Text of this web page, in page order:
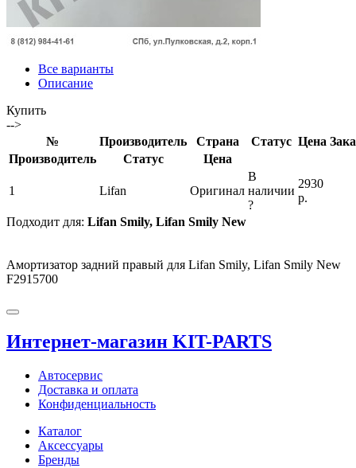
Все варианты
Описание
Купить
-->
№
Производитель Страна Статус Цена
Производитель
Статус Цена
1 Lifan Оригинал
В
наличии
?
2930
р.
Подходит для: Lifan Smily, Lifan Smily New
Амортизатор задний правый для Lifan Smily, Lifan Smily New
F2915700
Интернет-магазин KIT-PARTS
Автосервис
Доставка и оплата
Конфиденциальность
Каталог
Аксессуары
Бренды